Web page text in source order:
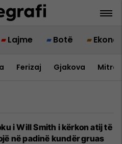
Lajme Botë
Ferizaj Gjakova
i Will Smith i kërkon atij të
në padinë kundër gruas